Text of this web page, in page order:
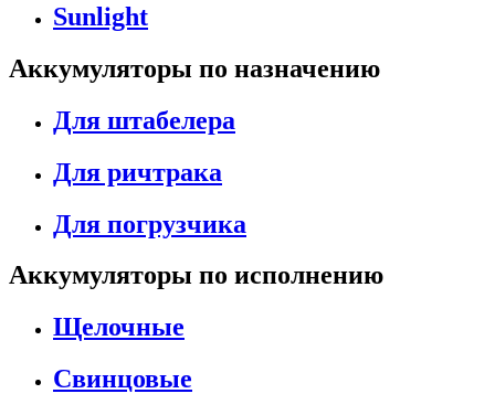
Sunlight
Аккумуляторы по назначению
Для штабелера
Для ричтрака
Для погрузчика
Аккумуляторы по исполнению
Щелочные
Свинцовые